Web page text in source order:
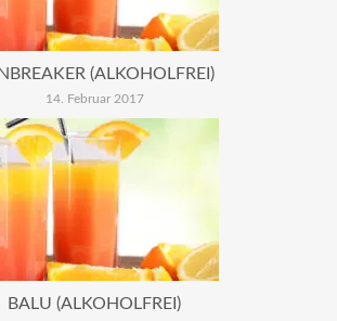
(ALKOHOLFREI)
14. Februar 2017
BALU (ALKOHOLFREI)